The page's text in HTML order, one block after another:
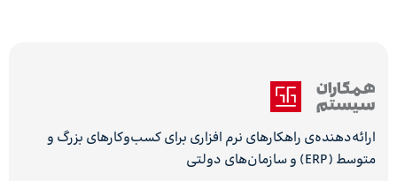
ارائه‌دهنده‌ی راهکارهای نرم افزاری برای کسب‌وکارهای بزرگ و
متوسط (ERP) و سازمان‌های دولتی